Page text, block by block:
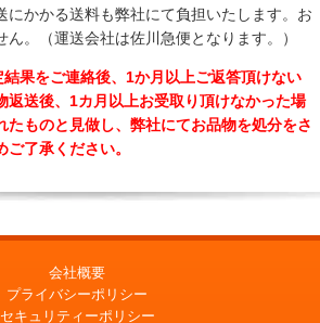
にかかる送料も弊社にて負担いたします。お
。（運送会社は佐川急便となります。）
果をご連絡後、1か月以上ご返答頂けない
返送後、1カ月以上お受取り頂けなかった場
たものと見做し、弊社にてお品物を処分をさ
了承ください。
会社概要
プライバシーポリシー
セキュリティーポリシー